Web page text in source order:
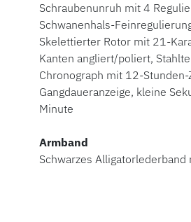
Schraubenunruh mit 4
Schwanenhals-
Skelettierter Rotor mit 21-
Kanten angliert/poliert,
Chronograph mit 12-
Gangdaueranzeige, kleine
Minute
Armband
Schwarzes